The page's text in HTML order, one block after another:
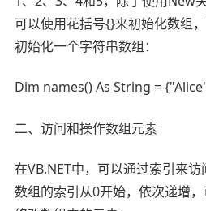
可以使用花括号{}来初始化数组
初始化一个字符串数组：
Dim names() As String =
二、访问和操作数组元素
在VB.NET中，可以通过索引来访
数组的索引从0开始，依次递增